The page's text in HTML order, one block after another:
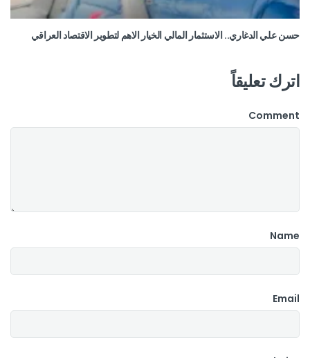
حسن علي الدغاري.. الاستثمار المالي الخيار الاهم لتطوير الاقتصاد العراقي
اترك تعليقاً
Comment
Name
Email